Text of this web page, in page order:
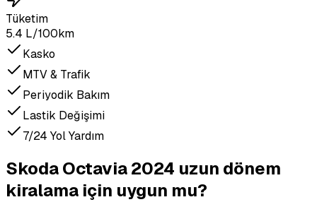
Tüketim
5.4 L/100km
Kasko
MTV & Trafik
Periyodik Bakım
Lastik Değişimi
7/24 Yol Yardım
Skoda Octavia 2024 uzun dönem
kiralama için uygun mu?